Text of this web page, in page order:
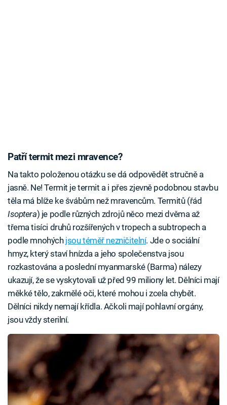
Patří termit mezi mravence?
Na takto položenou otázku se dá odpovědět stručně a
jasně. Ne! Termit je termit a i přes zjevně podobnou stavbu
těla má blíže ke švábům než mravencům. Termitů (řád
Isoptera) je podle různých zdrojů něco mezi dvěma až
třema tisíci druhů rozšířených v tropech a subtropech a
podle mnohých jsou téměř nezničitelní. Jde o sociální
hmyz, který staví hnízda a jeho společenstva jsou
rozkastována a poslední myanmarské (Barma) nálezy
ukazují, že se vyskytovali už před 99 miliony let. Dělníci mají
měkké tělo, zakrnělé oči, které mohou i zcela chybět.
Dělníci nikdy nemají křídla. Ačkoli mají pohlavní orgány,
jsou vždy sterilní.